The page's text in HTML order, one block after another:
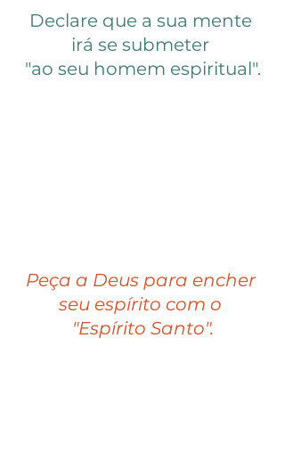
Declare que a sua mente
irá se submeter
"ao seu homem espiritual".
Peça a Deus para encher
seu espírito com o
"Espírito Santo".